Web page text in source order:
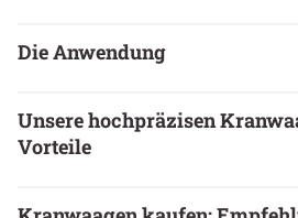
Die Anwendung
Unsere hochpräzisen
Vorteile